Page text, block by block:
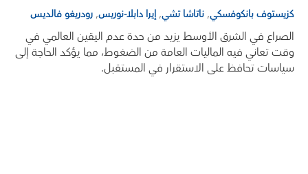
كزيستوف بانكوفسكي, ناتاشا تشي, إيرا دابلا-نوريس, رودريغو فالديس
الصراع في الشرق الأوسط يزيد من حدة عدم اليقين العالمي في
وقت تعاني فيه الماليات العامة من الضغوط، مما يؤكد الحاجة إلى
سياسات تحافظ على الاستقرار في المستقبل.